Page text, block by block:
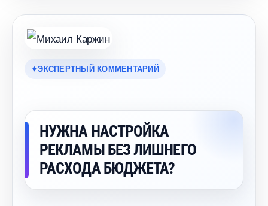
ЭКСПЕРТНЫЙ КОММЕНТАРИЙ
НУЖНА НАСТРОЙКА
РЕКЛАМЫ БЕЗ ЛИШНЕГО
РАСХОДА БЮДЖЕТА?